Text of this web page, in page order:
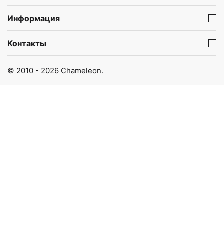
Информация
Контакты
© 2010 - 2026 Chameleon.